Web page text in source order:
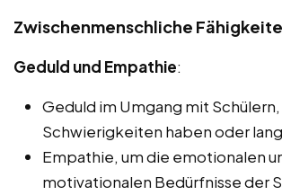
Zwischenmenschliche
Geduld und Empathie:
Geduld im Umgang mit
Schwierigkeiten haben oder
Empathie, um die emotionalen
motivationalen Bedürfnisse der